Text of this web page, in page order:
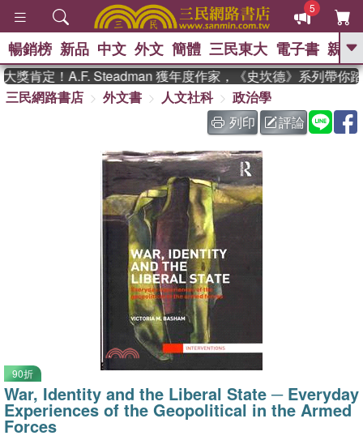
5
GO
熱搜： 東野圭吾 、 The Odyssey
、 如果歷史是一群喵 、 暑期
國際布克獎 臺灣漫遊錄 、 方
念華 、 台灣的李登輝時代
孩：黎曼猜想 、 偉大的迷走神經
暢銷榜 新品 中文 外文 簡體 三民東大 電子書 親子
肯定！A.F. Steadman 獲年度作家，《史坎德》系列帶你踏
三民網路書店
外文書 人文社科
政治學
列印
評論
90折
War, Identity and the Liberal State ─ Everyday
Experiences of the Geopolitical in the Armed
Forces